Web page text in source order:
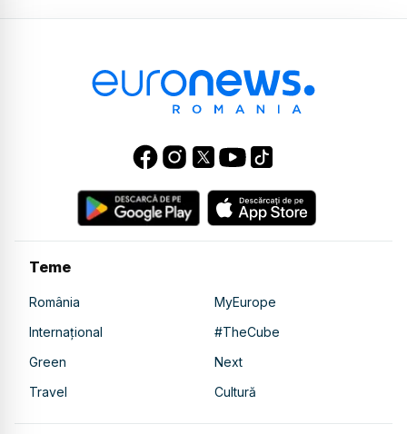
Teme
România
MyEurope
Internațional
#TheCube
Green
Next
Travel
Cultură